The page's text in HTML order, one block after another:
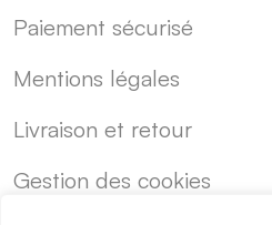
Paiement sécurisé
Mentions légales
Livraison et retour
Gestion des cookies